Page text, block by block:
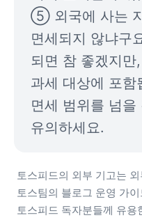
⑤ 외국에 사는
면세되지 않냐구
되면 참 좋겠지
과세 대상에 포함
면세 범위를 넘을
유의하세요.
토스피드의 외부 기고는
토스팀의 블로그 운영 가
토스피드 독자분들께 유용